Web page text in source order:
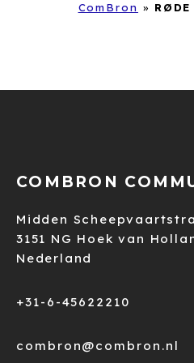
ComBron »
COMBRON
Midden
3151 NG Hoek van
Nederland
+31-6-45622210
combron@combron.nl